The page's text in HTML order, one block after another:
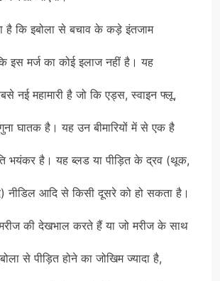
है कि इबोला से बचाव के कड़े इंतजाम
इस मर्ज का कोई इलाज नहीं है। यह
नई महामारी है जो कि एड्स, स्वाइन फ्लू,
घातक है। यह उन बीमारियों में से एक है
भयंकर है। यह ब्लड या पीड़ित के द्रव (थूक,
नीडिल आदि से किसी दूसरे को हो सकता है।
की देखभाल करते हैं या जो मरीज के साथ
से पीड़ित होने का जोखिम ज्यादा है,